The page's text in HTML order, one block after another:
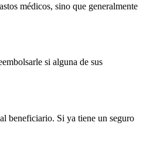
médicos, sino que generalmente
si alguna de sus
beneficiario. Si ya tiene un seguro